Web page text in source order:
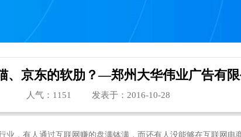
、京东的软肋？—郑州大华伟业广告有限
人气： 1151 发表于：2016-10-28
业，有人通过互联网赚的盘满钵满，而还有人没能够在互联网电